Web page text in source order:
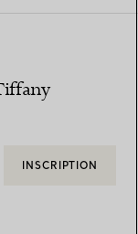
INSCRIPTION